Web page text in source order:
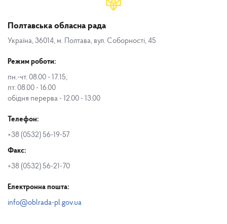
Полтавська обласна рада
Україна, 36014, м. Полтава, вул. Соборності, 45
Режим роботи:
пн.-чт. 08.00 - 17.15,
пт. 08.00 - 16.00
обідня перерва - 12.00 - 13.00
Телефон:
+38 (0532) 56-19-57
Факс:
+38 (0532) 56-21-70
Електронна пошта:
info@oblrada-pl.gov.ua